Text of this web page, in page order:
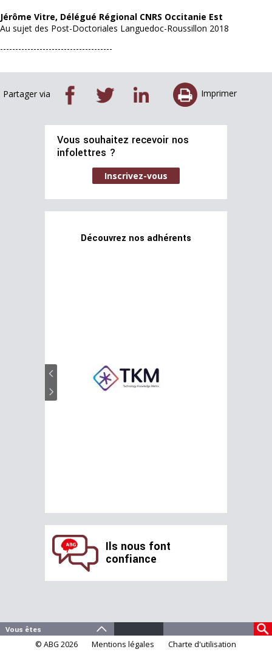
Jérôme Vitre, Délégué Régional CNRS Occitanie Est
Au sujet des Post-Doctoriales Languedoc-Roussillon 2018
-------------------------------------
Partager via Imprimer
Vous souhaitez recevoir nos
infolettres ?
Inscrivez-vous
Découvrez nos adhérents
Ils nous font
confiance
© ABG 2026 Mentions légales Charte d'utilisation